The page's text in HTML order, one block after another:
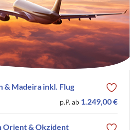
& Madeira inkl. Flug
p.P. ab 1.249,00 €
Orient & Okzident